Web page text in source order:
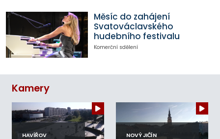
Měsíc do zahájení
Svatováclavského
hudebního festivalu
Komerční sdělení
Kamery
HAVÍŘOV NOVÝ JIČÍN